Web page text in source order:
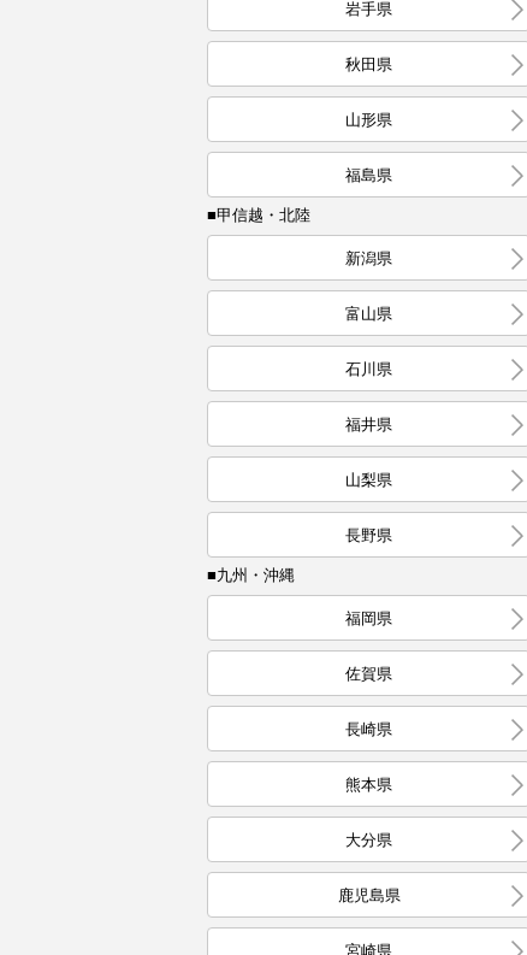
岩手県
秋田県
山形県
福島県
■甲信越・北陸
新潟県
富山県
石川県
福井県
山梨県
長野県
■九州・沖縄
福岡県
佐賀県
長崎県
熊本県
大分県
鹿児島県
宮崎県